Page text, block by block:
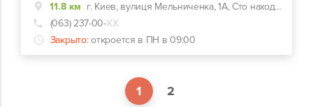
11.8 км
г. Киев, вулиця Мельниченка, 1А, Сто находится между заправкой Шел и автомагазином Шарлота заезд за мойками.
(063) 237-00-ХХ
Закрыто: откроется в ПН в 09:00
1 2